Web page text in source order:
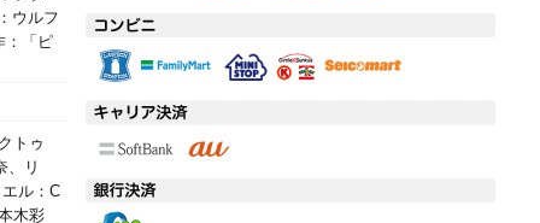
ウルフ
：「ピ
トゥ
、リ
ル：C
木彩